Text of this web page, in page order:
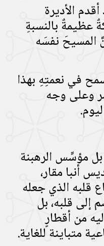
الأديرة
عظيمةٌ بالنسبةِ
المسيحَ نفسَه
في نعمتِهِ بهذا
وعلى وجه
مؤسِّس الرهبنة
أنبا مقار،
قلبه الذي جعله
قلبه، بل
من أقطارٍ
متباينة للغاية.